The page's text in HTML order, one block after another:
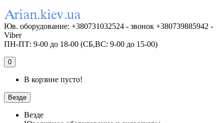
Юв. оборудование: +380731032524 - звонок +380739885942 -
Viber
ПН-ПТ: 9-00 до 18-00 (СБ,ВС: 9-00 до 15-00)
0
В корзине пусто!
Везде
Везде